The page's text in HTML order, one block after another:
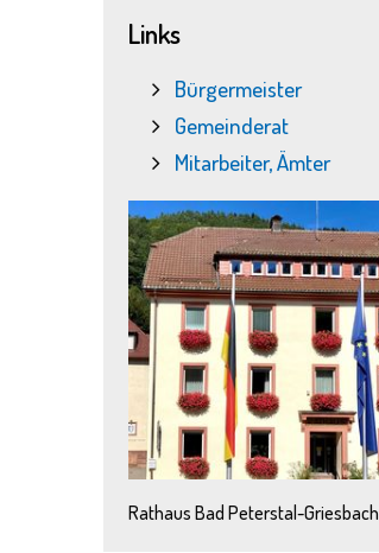
Links
Bürgermeister
Gemeinderat
Mitarbeiter, Ämter
Rathaus Bad Peterstal-Griesbach